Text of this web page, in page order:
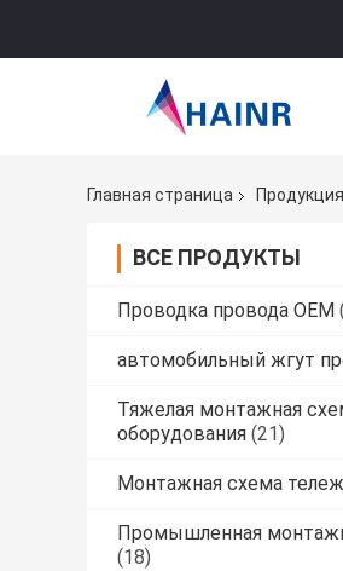
Главная страница Продукция
ВСЕ ПРОДУКТЫ
Проводка провода OEM
автомобильный жгут
Тяжелая монтажная
оборудования (21)
Монтажная схема
Промышленная
(18)